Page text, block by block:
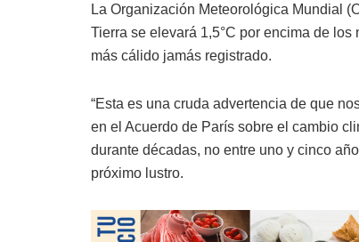
La Organización Meteorológica Mundial
Tierra se elevará 1,5°C por encima de
más cálido jamás registrado.
“Esta es una cruda advertencia de que
en el Acuerdo de París sobre el cambio
durante décadas, no entre uno y cinco
próximo lustro.